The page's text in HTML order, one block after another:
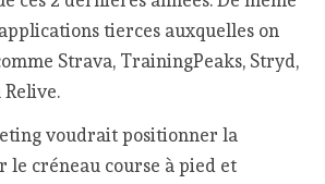
tierces auxquelles on
Strava, TrainingPeaks, Stryd,
voudrait positionner la
le créneau course à pied et